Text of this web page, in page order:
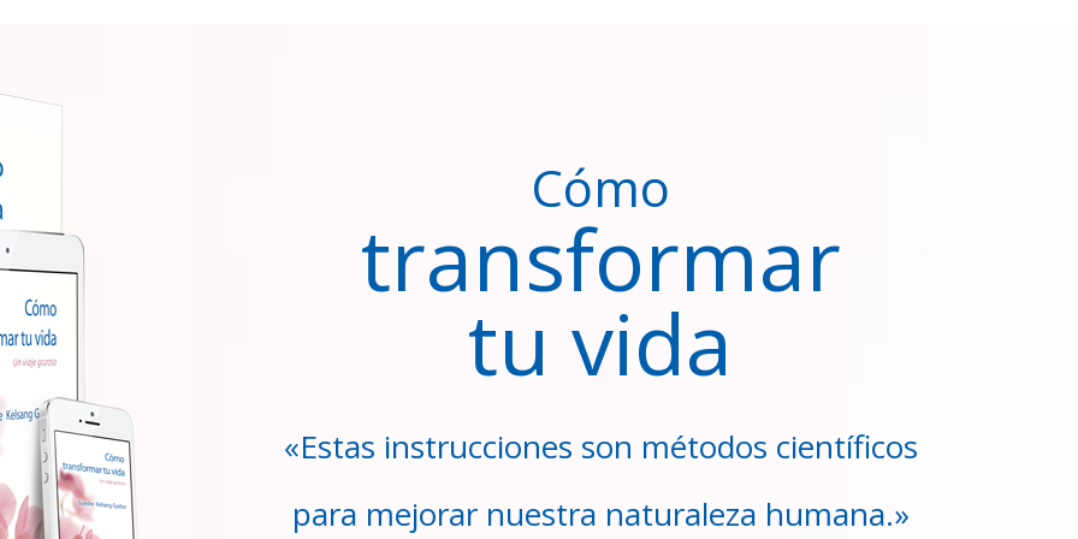
Cómo
transformar
tu vida
«Estas instrucciones son métodos científicos
para mejorar nuestra naturaleza humana.»